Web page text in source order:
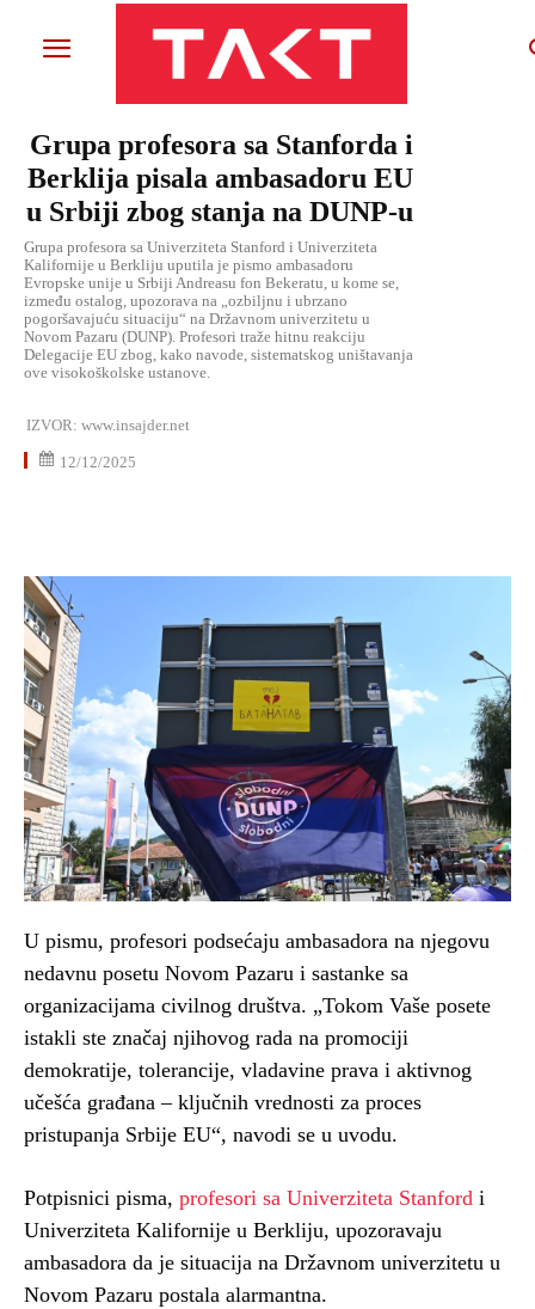
Grupa profesora sa Stanforda i
Berklija pisala ambasadoru EU
u Srbiji zbog stanja na DUNP-u
Grupa profesora sa Univerziteta Stanford i Univerziteta
Kalifornije u Berkliju uputila je pismo ambasadoru
Evropske unije u Srbiji Andreasu fon Bekeratu, u kome se,
između ostalog, upozorava na „ozbiljnu i ubrzano
pogoršavajuću situaciju“ na Državnom univerzitetu u
Novom Pazaru (DUNP). Profesori traže hitnu reakciju
Delegacije EU zbog, kako navode, sistematskog uništavanja
ove visokoškolske ustanove.
IZVOR: www.insajder.net
12/12/2025
U pismu, profesori podsećaju ambasadora na njegovu
nedavnu posetu Novom Pazaru i sastanke sa
organizacijama civilnog društva. „Tokom Vaše posete
istakli ste značaj njihovog rada na promociji
demokratije, tolerancije, vladavine prava i aktivnog
učešća građana – ključnih vrednosti za proces
pristupanja Srbije EU“, navodi se u uvodu.
Potpisnici pisma, profesori sa Univerziteta Stanford i
Univerziteta Kalifornije u Berkliju, upozoravaju
ambasadora da je situacija na Državnom univerzitetu u
Novom Pazaru postala alarmantna.